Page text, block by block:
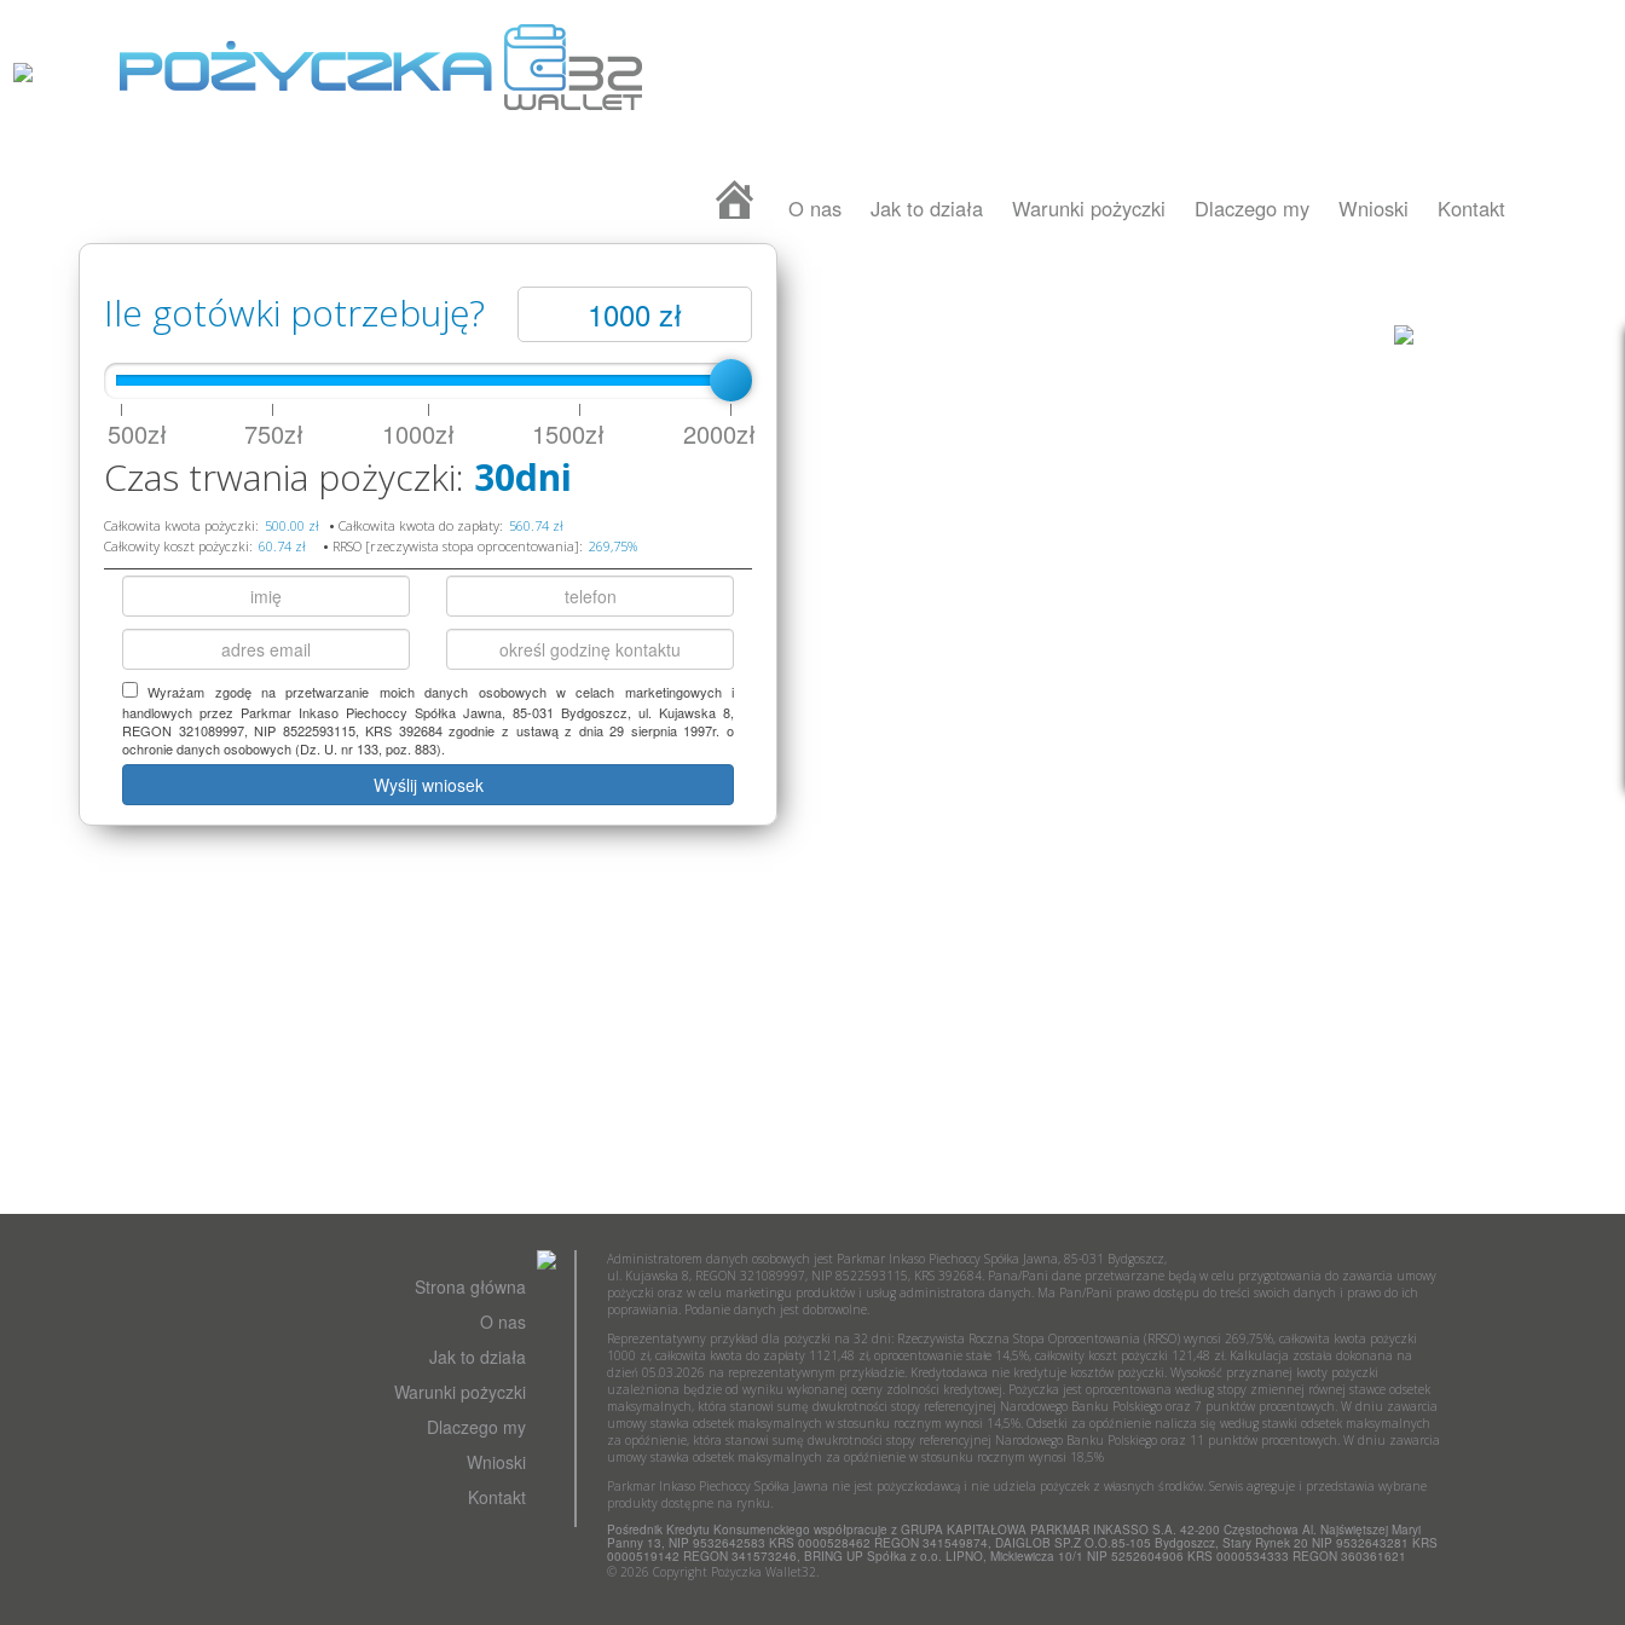
Strona
O nas Jak to działa Warunki pożyczki Dlaczego my Wnioski Kontakt
Ile gotówki potrzebuję?
| | | | |
500zł 750zł 1000zł 1500zł 2000zł
Czas trwania pożyczki: 30dni
Całkowita kwota pożyczki: • Całkowita kwota do zapłaty:
Całkowity koszt pożyczki:
• RRSO [rzeczywista stopa oprocentowania]:
Wyrażam zgodę na przetwarzanie moich danych osobowych w celach marketingowych i
handlowych przez Parkmar Inkaso Piechoccy Spółka Jawna, 85-031 Bydgoszcz, ul. Kujawska 8,
REGON 321089997, NIP 8522593115, KRS 392684 zgodnie z ustawą z dnia 29 sierpnia 1997r. o
ochronie danych osobowych (Dz. U. nr 133, poz. 883).
Strona główna
O nas
Jak to działa
Warunki pożyczki
Dlaczego my
Wnioski
Kontakt
Administratorem danych osobowych jest Parkmar Inkaso Piechoccy Spółka Jawna, 85-031 Bydgoszcz,
ul. Kujawska 8, REGON 321089997, NIP 8522593115, KRS 392684. Pana/Pani dane przetwarzane będą w celu przygotowania do zawarcia umowy
pożyczki oraz w celu marketingu produktów i usług administratora danych. Ma Pan/Pani prawo dostępu do treści swoich danych i prawo do ich
poprawiania. Podanie danych jest dobrowolne.
Reprezentatywny przykład dla pożyczki na 32 dni: Rzeczywista Roczna Stopa Oprocentowania (RRSO) wynosi 269,75%, całkowita kwota pożyczki
1000 zł, całkowita kwota do zapłaty 1121,48 zł, oprocentowanie stałe 14,5%, całkowity koszt pożyczki 121,48 zł. Kalkulacja została dokonana na
dzień 05.03.2026 na reprezentatywnym przykładzie. Kredytodawca nie kredytuje kosztów pożyczki. Wysokość przyznanej kwoty pożyczki
uzależniona będzie od wyniku wykonanej oceny zdolności kredytowej. Pożyczka jest oprocentowana według stopy zmiennej równej stawce odsetek
maksymalnych, która stanowi sumę dwukrotności stopy referencyjnej Narodowego Banku Polskiego oraz 7 punktów procentowych. W dniu zawarcia
umowy stawka odsetek maksymalnych w stosunku rocznym wynosi 14,5%. Odsetki za opóźnienie nalicza się według stawki odsetek maksymalnych
za opóźnienie, która stanowi sumę dwukrotności stopy referencyjnej Narodowego Banku Polskiego oraz 11 punktów procentowych. W dniu zawarcia
umowy stawka odsetek maksymalnych za opóźnienie w stosunku rocznym wynosi 18,5%
Parkmar Inkaso Piechoccy Spółka Jawna nie jest pożyczkodawcą i nie udziela pożyczek z własnych środków. Serwis agreguje i przedstawia wybrane
produkty dostępne na rynku.
Pośrednik Kredytu Konsumenckiego współpracuje z GRUPA KAPITAŁOWA PARKMAR INKASSO S.A. 42-200 Częstochowa Al. Najświętszej Maryi
Panny 13, NIP 9532642583 KRS 0000528462 REGON 341549874, DAIGLOB SP.Z O.O.85-105 Bydgoszcz, Stary Rynek 20 NIP 9532643281 KRS
0000519142 REGON 341573246, BRING UP Spółka z o.o. LIPNO, Mickiewicza 10/1 NIP 5252604906 KRS 0000534333 REGON 360361621
© 2026 Copyright Pożyczka Wallet32.